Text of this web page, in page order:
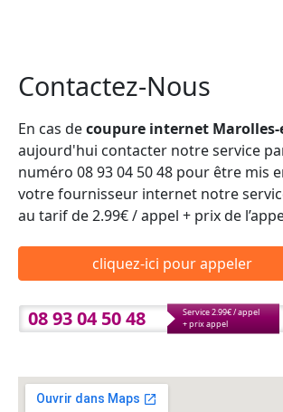
Contactez-Nous
En cas decoupure internet Marolles-
aujourd'hui contacter notre service
numéro 08 93 04 50 48 pour être mis
votre fournisseur internet notre
au tarif de 2.99€ / appel + prix de
cliquez-ici pour appeler
08 93 04 50 48
Service 2.99€ / appel
+ prix appel